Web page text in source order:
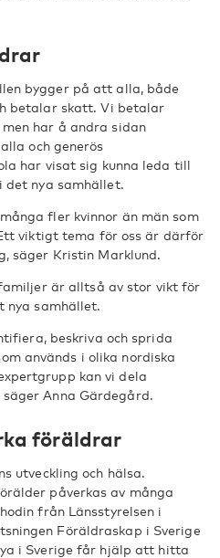
bygger på att alla, både
betalar skatt. Vi betalar
har å andra sidan
och generös
har visat sig kunna leda till
nya samhället.
fler kvinnor än män som
viktigt tema för oss är därför
säger Kristin Marklund.
är alltså av stor vikt för
nya samhället.
beskriva och sprida
används i olika nordiska
kan vi dela
Anna Gärdegård.
föräldrar
utveckling och hälsa.
påverkas av många
från Länsstyrelsen i
Föräldraskap i Sverige
i Sverige får hjälp att hitta